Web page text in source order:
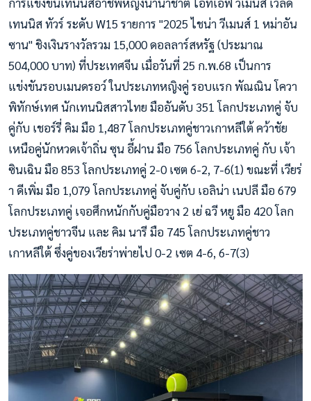
เทนนิส ทัวร์ ระดับ W15 รายการ "2025 ไชน่า วีเมนส์ 1 หม่าอัน
ซาน" ชิงเงินรางวัลรวม 15,000 ดอลลาร์สหรัฐ (ประมาณ
504,000 บาท) ที่ประเทศจีน เมื่อวันที่ 25 ก.พ.68 เป็นการ
แข่งขันรอบเมนดรอว์ ในประเภทหญิงคู่ รอบแรก พัณณิน โควา
พิทักษ์เทศ นักเทนนิสสาวไทย มืออันดับ 351 โลกประเภทคู่ จับ
คู่กับ เชอร์รี่ คิม มือ 1,487 โลกประเภทคู่ชาวเกาหลีใต้ คว้าชัย
เหนือคู่นักหวดเจ้าถิ่น ซุน อี้ฝาน มือ 756 โลกประเภทคู่ กับ เจ้า
ซินเฉิน มือ 853 โลกประเภทคู่ 2-0 เซต 6-2, 7-6(1) ขณะที่ เวียร่
า ดีเพิ่ม มือ 1,079 โลกประเภทคู่ จับคู่กับ เอลิน่า เนปลี มือ 679
โลกประเภทคู่ เจอศึกหนักกับคู่มือวาง 2 เย่ ฉวี หยู มือ 420 โลก
ประเภทคู่ชาวจีน และ คิม นารี มือ 745 โลกประเภทคู่ชาว
เกาหลีใต้ ซึ่งคู่ของเวียร่าพ่ายไป 0-2 เซต 4-6, 6-7(3)